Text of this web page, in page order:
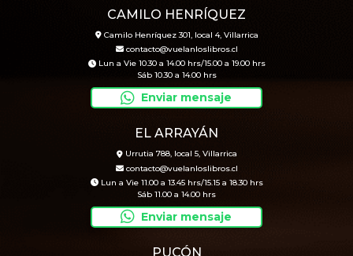
CAMILO HENRÍQUEZ
Camilo Henríquez 301, local 4, Villarrica
contacto@vuelanloslibros.cl
Lun a Vie 10.30 a 14.00 hrs/15.00 a 19.00 hrs
Sáb 10.30 a 14.00 hrs
Enviar mensaje
EL ARRAYÁN
Urrutia 788, local 5, Villarrica
contacto@vuelanloslibros.cl
Lun a Vie 11.00 a 13.45 hrs/15.15 a 18.30 hrs
Sáb 11.00 a 14.00 hrs
Enviar mensaje
PUCÓN